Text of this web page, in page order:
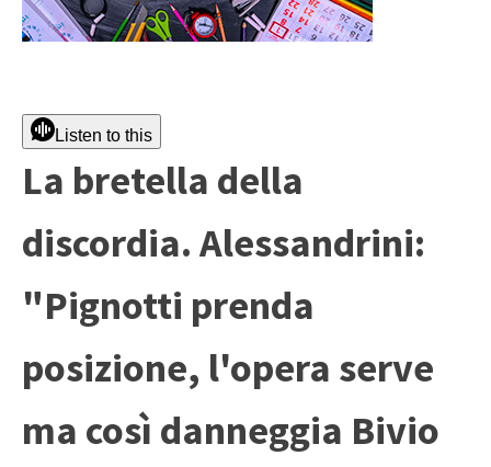
Listen to this
La bretella della
discordia. Alessandrini:
"Pignotti prenda
posizione, l'opera serve
ma così danneggia Bivio